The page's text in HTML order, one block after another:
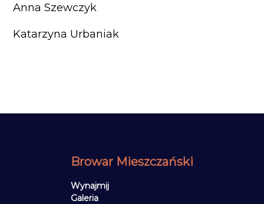
Anna Szewczyk
Katarzyna Urbaniak
Browar Mieszczański
Wynajmij
Galeria